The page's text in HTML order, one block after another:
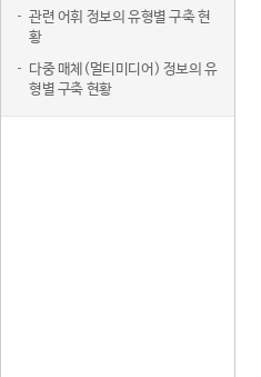
관련 어휘 정보의 유형별 구축 현
황
다중 매체(멀티미디어) 정보의 유
형별 구축 현황